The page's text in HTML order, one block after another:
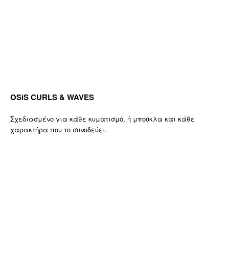
OSiS CURLS & WAVES
Σχεδιασμένο για κάθε κυματισμό, ή μπούκλα και κάθε
χαρακτήρα που το συνοδεύει.